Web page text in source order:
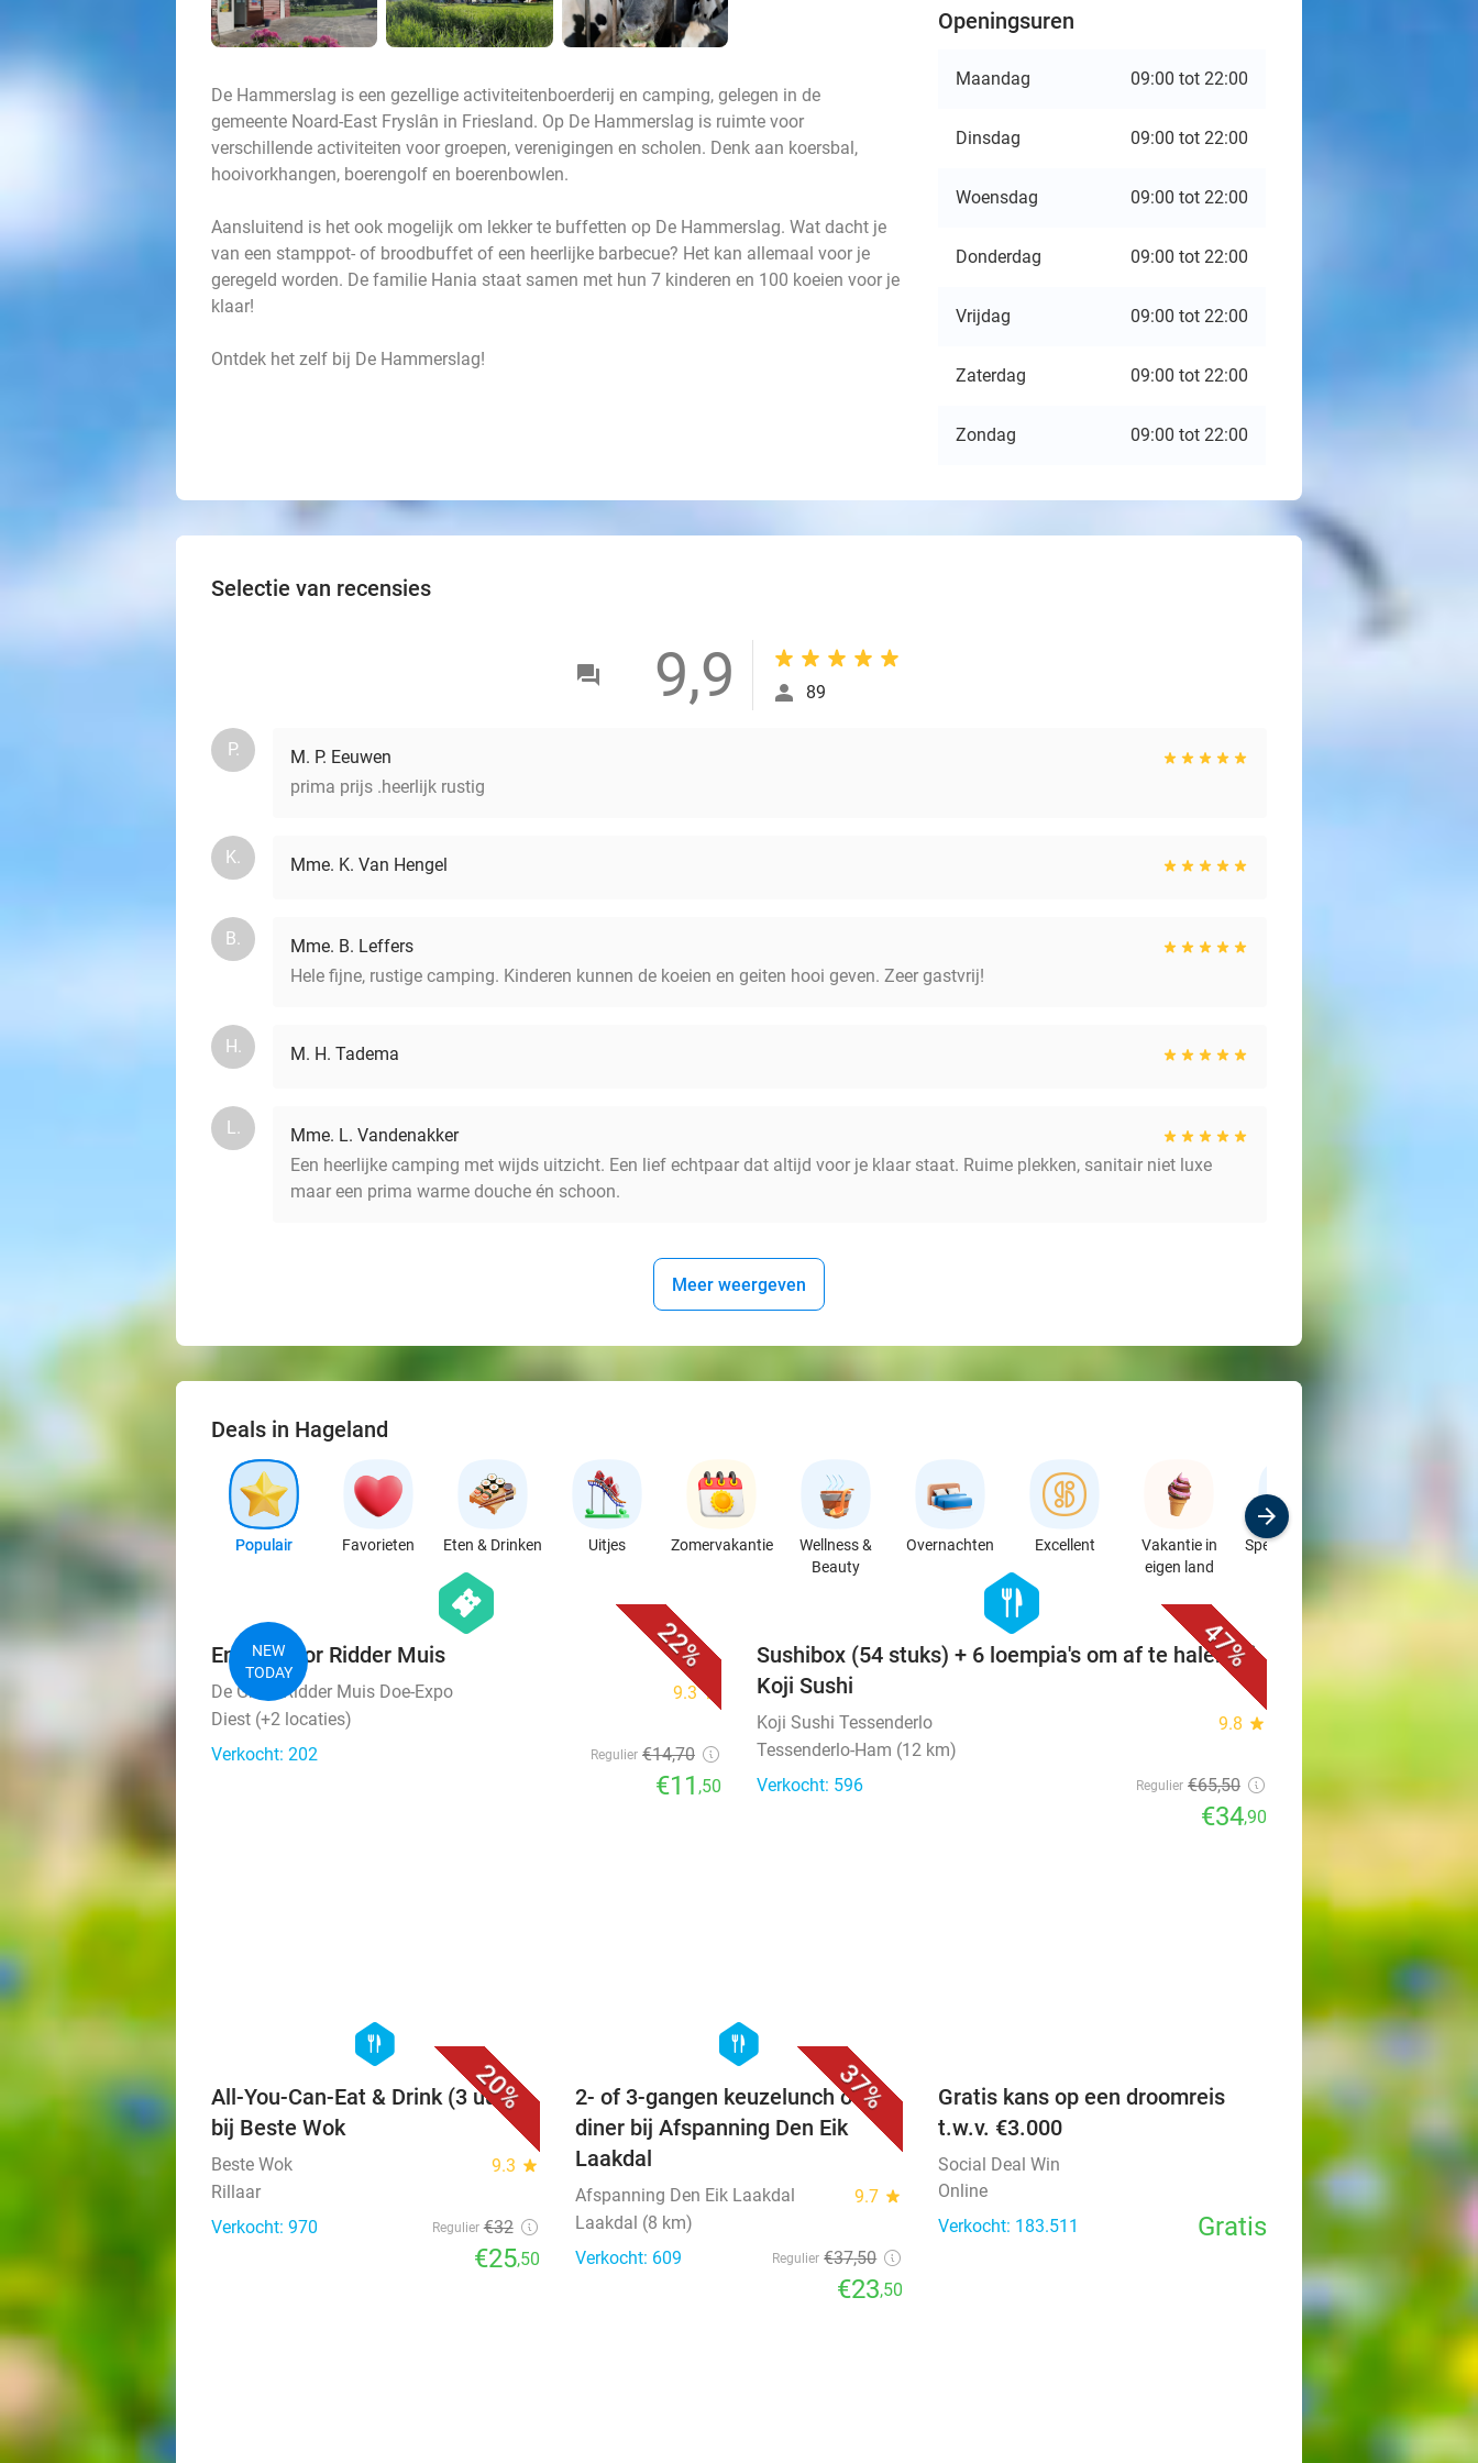
De Hammerslag is een gezellige activiteitenboerderij en camping, gelegen in de
gemeente Noard-East Fryslân in Friesland. Op De Hammerslag is ruimte voor
verschillende activiteiten voor groepen, verenigingen en scholen. Denk aan koersbal,
hooivorkhangen, boerengolf en boerenbowlen.
Aansluitend is het ook mogelijk om lekker te buffetten op De Hammerslag. Wat dacht je
van een stamppot- of broodbuffet of een heerlijke barbecue? Het kan allemaal voor je
geregeld worden. De familie Hania staat samen met hun 7 kinderen en 100 koeien voor je
klaar!
Ontdek het zelf bij De Hammerslag!
Openingsuren
Maandag 09:00 tot 22:00
Dinsdag 09:00 tot 22:00
Woensdag 09:00 tot 22:00
Donderdag 09:00 tot 22:00
Vrijdag 09:00 tot 22:00
Zaterdag 09:00 tot 22:00
Zondag 09:00 tot 22:00
Selectie van recensies
9,9 89
P.
M. P. Eeuwen
prima prijs .heerlijk rustig
K. Mme. K. Van Hengel
B.
Mme. B. Leffers
Hele fijne, rustige camping. Kinderen kunnen de koeien en geiten hooi geven. Zeer gastvrij!
H. M. H. Tadema
L.
Mme. L. Vandenakker
Een heerlijke camping met wijds uitzicht. Een lief echtpaar dat altijd voor je klaar staat. Ruime plekken, sanitair niet luxe
maar een prima warme douche én schoon.
Meer weergeven
Deals in Hageland
Populair Favorieten Eten & Drinken Uitjes Zomervakantie
Wellness &
Beauty
Overnachten Excellent
Vakantie in
eigen land
Speciaalzaken
Sport
22%
NEW
TODAY
hexagon
events
Entree voor Ridder Muis
De Grote Ridder Muis Doe-Expo 9.3star
Diest (+2 locaties)
Verkocht: 202
Regulier €14,70
€11 ,50
47%
hexagon
food
Sushibox (54 stuks) + 6 loempia's om af te halen bij
Koji Sushi
Koji Sushi Tessenderlo 9.8 star
Tessenderlo-Ham (12 km)
Verkocht: 596
Regulier €65,50
€34,90
20%
hexagon
food
All-You-Can-Eat & Drink (3 uur)
bij Beste Wok
Beste Wok 9.3 star
Rillaar
Verkocht: 970
Regulier €32
€25,50
37%
hexagon
food
2- of 3-gangen keuzelunch of -
diner bij Afspanning Den Eik
Laakdal
Afspanning Den Eik Laakdal 9.7 star
Laakdal (8 km)
Verkocht: 609
Regulier €37,50
€23,50
Gratis kans op een droomreis
t.w.v. €3.000
Social Deal Win
Online
Verkocht: 183.511
Gratis